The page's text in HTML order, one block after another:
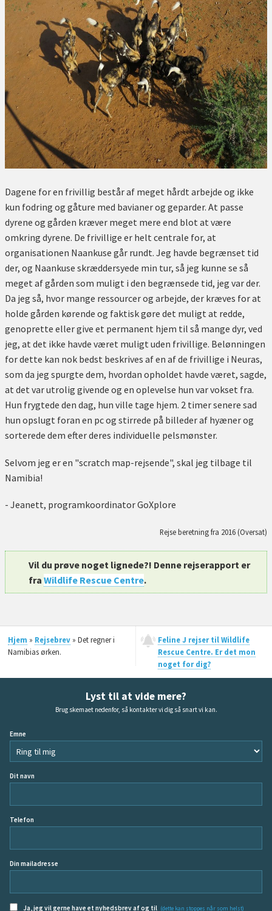
Dagene for en frivillig består af meget hårdt arbejde og ikke
kun fodring og gåture med bavianer og geparder. At passe
dyrene og gården kræver meget mere end blot at være
omkring dyrene. De frivillige er helt centrale for, at
organisationen Naankuse går rundt. Jeg havde begrænset tid
der, og Naankuse skræddersyede min tur, så jeg kunne se så
meget af gården som muligt i den begrænsede tid, jeg var der.
Da jeg så, hvor mange ressourcer og arbejde, der kræves for at
holde gården kørende og faktisk gøre det muligt at redde,
genoprette eller give et permanent hjem til så mange dyr, ved
jeg, at det ikke havde været muligt uden frivillige. Belønningen
for dette kan nok bedst beskrives af en af de frivillige i Neuras,
som da jeg spurgte dem, hvordan opholdet havde været, sagde,
at det var utrolig givende og en oplevelse hun var vokset fra.
Hun frygtede den dag, hun ville tage hjem. 2 timer senere sad
hun opslugt foran en pc og stirrede på billeder af hyæner og
sorterede dem efter deres individuelle pelsmønster.
Selvom jeg er en "scratch map-rejsende", skal jeg tilbage til
Namibia!
- Jeanett, programkoordinator GoXplore
Rejse beretning fra 2016 (Oversat)
Vil du prøve noget lignede?! Denne rejserapport er
fraWildlife Rescue Centre.
Hjem » Rejsebrev» Det regner i
Namibias ørken.
Feline J rejser til Wildlife
Rescue Centre. Er det mon
noget for dig?
Lyst til at vide mere?
Brug skemaet nedenfor, så kontakter vi dig så snart vi kan.
Emne
Dit navn
Telefon
Din mailadresse
Ja, jeg vil gerne have et nyhedsbrev af og til (dette kan stoppes når som helst)